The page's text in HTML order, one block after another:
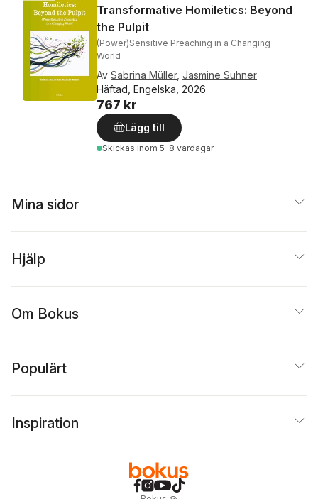
Transformative Homiletics: Beyond
the Pulpit
(Power)Sensitive Preaching in a Changing
World
Av Sabrina Müller, Jasmine Suhner
Häftad, Engelska, 2026
767 kr
Lägg till
Skickas inom 5-8 vardagar
Mina sidor
Hjälp
Om Bokus
Populärt
Inspiration